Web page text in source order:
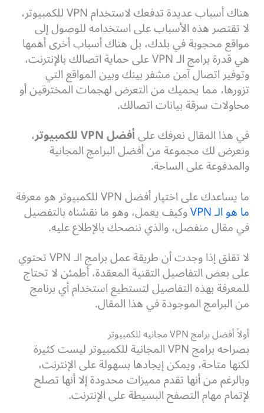
هناك أسباب عديدة تدفعك لاستخدام VPN للكمبيوتر،
لا تقتصر هذه الأسباب على استخدامه للوصول إلى
مواقع محجوبة في بلدك، بل هناك أسباب أخرى أهمها
هي قدرة برامج الـ VPN على حماية اتصالك بالإنترنت،
وتوفير اتصال آمن مشفر بينك وبين المواقع التي
تزورها، مما يحميك من التعرض لهجمات المخترقين أو
محاولات سرقة بيانات اتصالك.
في هذا المقال نعرفك علىأفضل VPN للكمبيوتر ،
ونعرض لك مجموعة من أفضل البرامج المجانية
والمدفوعة على الساحة.
ما يساعدك على اختيار أفضل VPN للكمبيوتر هو معرفة
ما هو الـ VPN وكيف يعمل، وهو ما نقشناه بالتفصيل
في مقال منفصل، والذي ننصحك بالإطلاع عليه.
لا تقلق إذا وجدت أن طريقة عمل برامج الـ VPN تحتوي
على بعض التفاصيل التقنية المعقدة، أطمئن لا تحتاج
للمعرفة بهذه التفاصيل لتستطيع استخدام أي برنامج
من البرامج الموجودة في هذا المقال.
أولاً أفضل برامج VPN مجانيه للكمبيوتر
بصراحه برامج VPN المجانية للكمبيوتر ليست كثيرة
لكنها متاحة، ويمكن إيجادها بسهولة على الإنترنت،
وبالرغم من أنها تقدم مميزات محدودة إلا أنها تصلح
لإتمام مهام التصفح البسيطة على الإنترنت.